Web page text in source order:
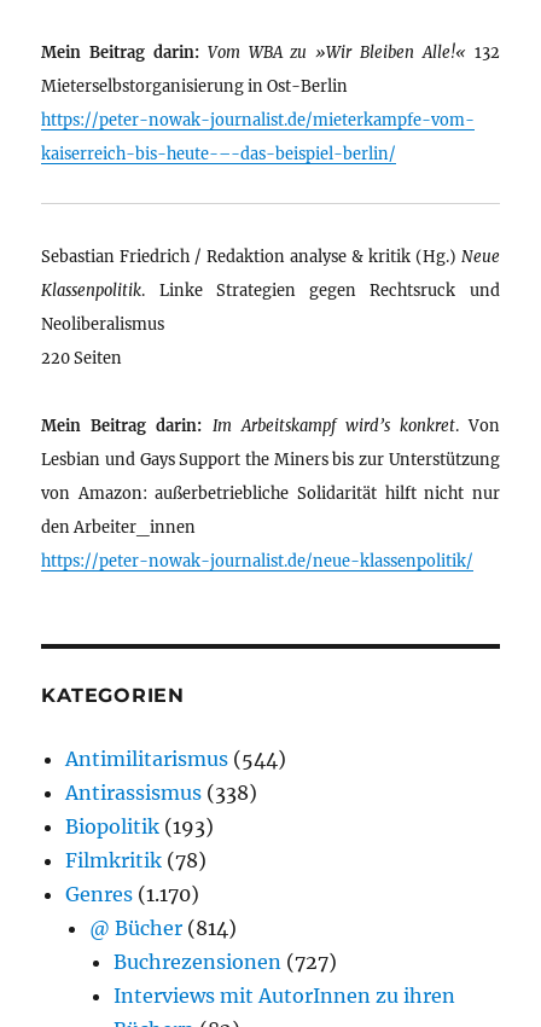
Mein Beitrag darin: Vom WBA zu »Wir Bleiben Alle!« 132
Mieterselbstorganisierung in Ost-Berlin
https://peter-nowak-journalist.de/mieterkampfe-vom-
kaiserreich-bis-heute-–-das-beispiel-berlin/
Sebastian Friedrich / Redaktion analyse & kritik (Hg.) Neue
Klassenpolitik. Linke Strategien gegen Rechtsruck und
Neoliberalismus
220 Seiten
Mein Beitrag darin: Im Arbeitskampf wird’s konkret. Von
Lesbian und Gays Support the Miners bis zur Unterstützung
von Amazon: außerbetriebliche Solidarität hilft nicht nur
den Arbeiter_innen
https://peter-nowak-journalist.de/neue-klassenpolitik/
KATEGORIEN
Antimilitarismus (544)
Antirassismus (338)
Biopolitik (193)
Filmkritik (78)
Genres (1.170)
@ Bücher (814)
Buchrezensionen (727)
Interviews mit AutorInnen zu ihren